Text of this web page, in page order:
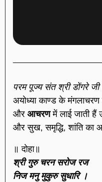
परम पूज्य संत श्री डोंगरे जी
अयोध्या काण्ड के मंगलाचरण
और आचरणमें लाई जाती हैं
और सुख, समृद्धि, शांति का
॥ दोहा॥
श्री गुरु चरन सरोज रज
निज मनु मुकुरु सुधारि ।